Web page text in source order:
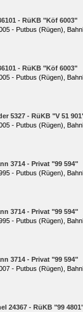
- RüKB "Köf 6003"
- Putbus (Rügen),
- RüKB "Köf 6003"
- Putbus (Rügen),
5327 - RüKB "V 51
- Putbus (Rügen),
3714 - Privat "99 594"
- Putbus (Rügen),
3714 - Privat "99 594"
- Putbus (Rügen),
3714 - Privat "99 594"
- Putbus (Rügen),
24367 - RüKB "99